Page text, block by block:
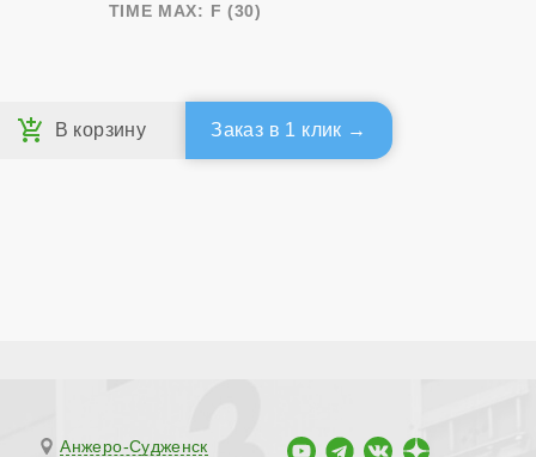
TIME MAX: F (30)
Заказ в 1 клик
Анжеро-Судженск